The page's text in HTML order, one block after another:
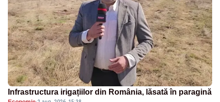
Infrastructura irigațiilor din România, lăsată în paragină